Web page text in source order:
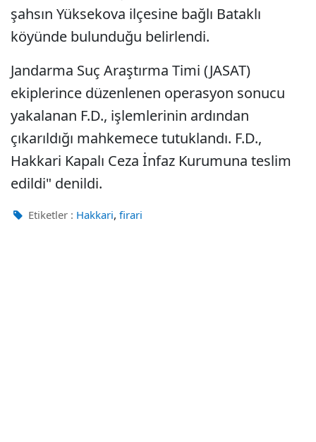
şahsın Yüksekova ilçesine bağlı Bataklı
köyünde bulunduğu belirlendi.
Jandarma Suç Araştırma Timi (JASAT)
ekiplerince düzenlenen operasyon sonucu
yakalanan F.D., işlemlerinin ardından
çıkarıldığı mahkemece tutuklandı. F.D.,
Hakkari Kapalı Ceza İnfaz Kurumuna teslim
edildi" denildi.
Etiketler : Hakkari, firari